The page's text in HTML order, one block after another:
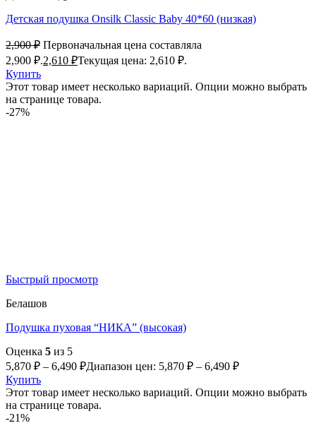
Детская подушка Onsilk Classic Baby 40*60 (низкая)
2,900₽ Первоначальная цена составляла
2,900 ₽.2,610 ₽Текущая цена: 2,610 ₽.
Купить
Этот товар имеет несколько вариаций. Опции можно выбрать
на странице товара.
-27%
Быстрый просмотр
Белашов
Подушка пуховая “НИКА” (высокая)
Оценка 5 из 5
5,870 ₽ – 6,490 ₽Диапазон цен: 5,870 ₽ – 6,490 ₽
Купить
Этот товар имеет несколько вариаций. Опции можно выбрать
на странице товара.
-21%